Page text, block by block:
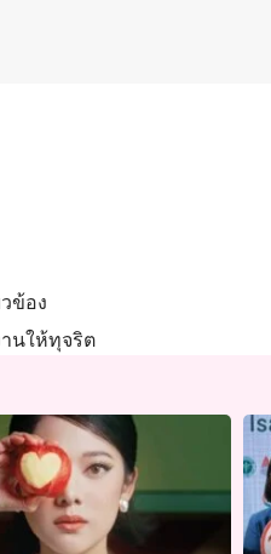
ข้อง
านให้ทุจริต